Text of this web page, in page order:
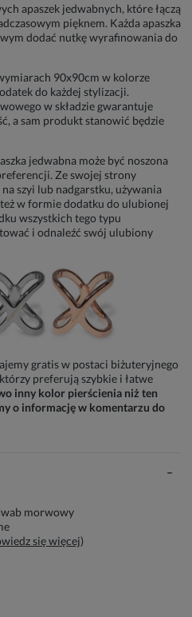
apaszek jedwabnych, które łączą
pięknem. Każda apaszka
dodać nutkę wyrafinowania do
90x90cm w kolorze
do każdej stylizacji.
w składzie gwarantuje
a sam produkt stanowić będzie
jedwabna może być noszona
Ze swojej strony
szyi lub nadgarstku, używania
w formie dodatku do ulubionej
wszystkich tego typu
i odnaleźć swój ulubiony
gratis w postaci biżuteryjnego
preferują szybkie i łatwe
inny kolor pierścienia niż ten
o informację w komentarzu do
morwowy
się więcej)